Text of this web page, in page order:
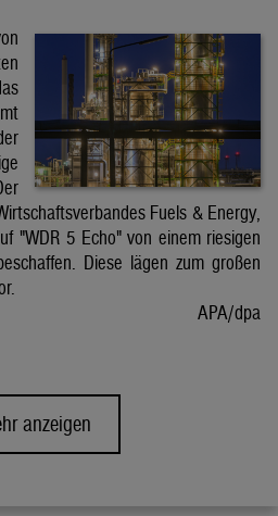
Fuels & Energy,
"WDR 5 Echo" von einem riesigen
Diese lägen zum großen
APA/dpa
anzeigen